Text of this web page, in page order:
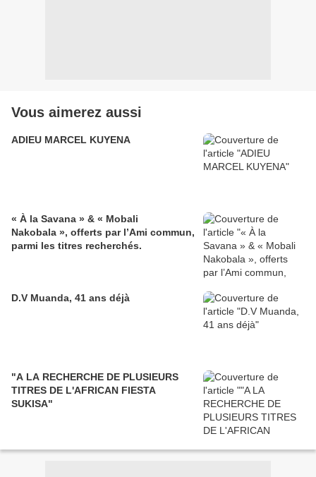
Vous aimerez aussi
ADIEU MARCEL KUYENA
« À la Savana » & « Mobali
Nakobala », offerts par l’Ami commun,
parmi les titres recherchés.
D.V Muanda, 41 ans déjà
"A LA RECHERCHE DE PLUSIEURS
TITRES DE L'AFRICAN FIESTA
SUKISA"